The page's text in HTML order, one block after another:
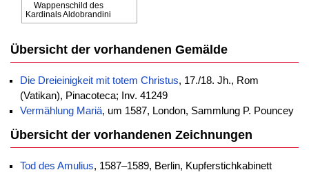
Wappenschild des
Kardinals Aldobrandini
Übersicht der vorhandenen Gemälde
Die Dreieinigkeit mit totem Christus, 17./18. Jh., Rom
(Vatikan), Pinacoteca; Inv. 41249
Vermählung Mariä, um 1587, London, Sammlung P. Pouncey
Übersicht der vorhandenen Zeichnungen
Tod des Amulius, 1587–1589, Berlin, Kupferstichkabinett